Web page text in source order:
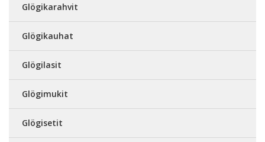
Glögikarahvit
Glögikauhat
Glögilasit
Glögimukit
Glögisetit